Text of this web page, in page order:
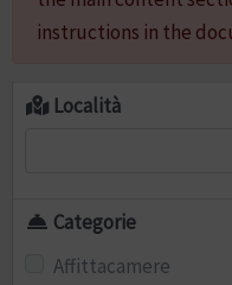
instructions in the
Località
Categorie
Affittacamere